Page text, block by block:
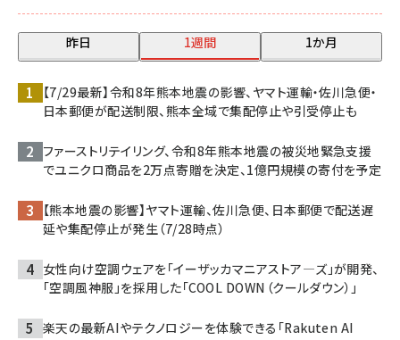
昨日 1週間 1か月
【7/29最新】令和8年熊本地震の影響、ヤマト運輸・佐川急便・
日本郵便が配送制限、熊本全域で集配停止や引受停止も
ファーストリテイリング、令和8年熊本地震の被災地緊急支援
でユニクロ商品を2万点寄贈を決定、1億円規模の寄付を予定
【熊本地震の影響】ヤマト運輸、佐川急便、日本郵便で配送遅
延や集配停止が発生（7/28時点）
女性向け空調ウェアを「イーザッカマニアストア―ズ」が開発、
「空調風神服」を採用した「COOL DOWN（クールダウン）」
楽天の最新AIやテクノロジーを体験できる「Rakuten AI